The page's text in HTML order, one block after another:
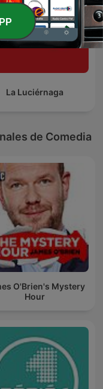
La Luciérnaga
de Comedia
O'Brien's Mystery
Hour